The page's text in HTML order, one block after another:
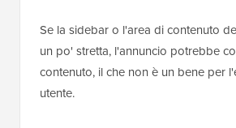
Se la sidebar o l'area di contenuto
un po' stretta, l'annuncio potrebbe
contenuto, il che non è un bene per
utente.